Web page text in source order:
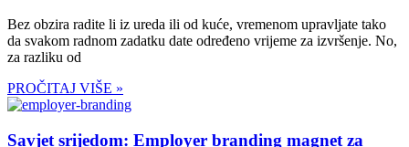
Bez obzira radite li iz ureda ili od kuće, vremenom upravljate tako
da svakom radnom zadatku date određeno vrijeme za izvršenje. No,
za razliku od
PROČITAJ VIŠE »
Savjet srijedom: Employer branding magnet za